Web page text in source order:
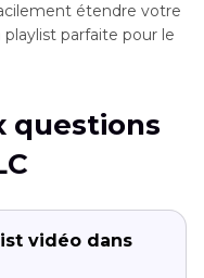
étendre votre
parfaite pour le
questions
vidéo dans